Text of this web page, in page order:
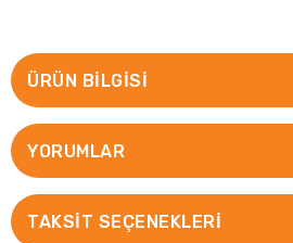
ÜRÜN BILGISI
YORUMLAR
TAKSIT SEÇENEKLERI